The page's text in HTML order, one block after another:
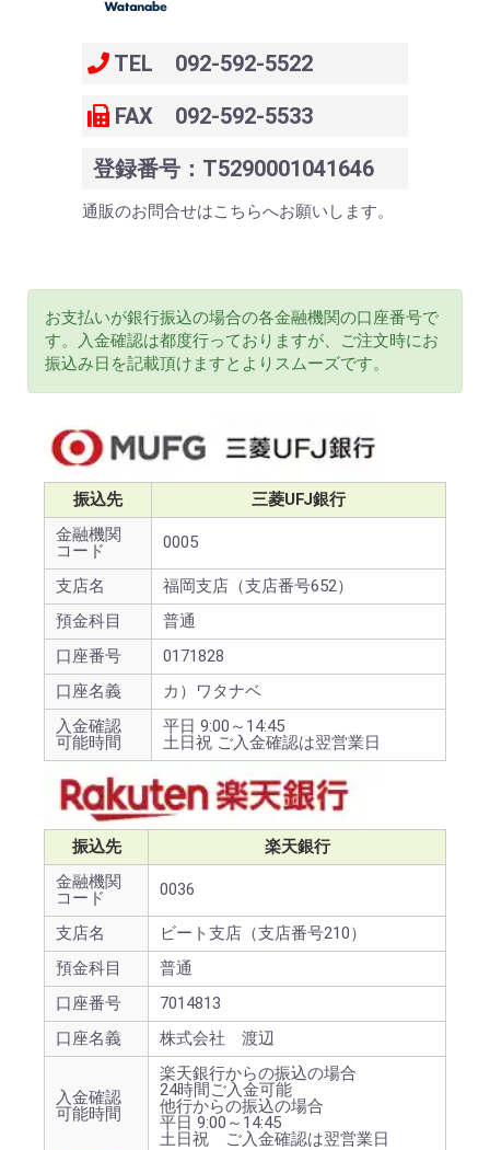
TEL 092-592-5522
FAX 092-592-5533
登録番号：T5290001041646
通販のお問合せはこちらへお願いします。
お支払いが銀行振込の場合の各金融機関の口座番号で
す。入金確認は都度行っておりますが、ご注文時にお
振込み日を記載頂けますとよりスムーズです。
振込先
三菱UFJ銀行
金融機関
コード
0005
支店名
福岡支店（支店番号652）
預金科目
普通
口座番号
0171828
口座名義
カ）ワタナベ
入金確認
可能時間
平日 9:00～14:45
土日祝 ご入金確認は翌営業日
振込先
楽天銀行
金融機関
コード
0036
支店名
ビート支店（支店番号210）
預金科目
普通
口座番号
7014813
口座名義
株式会社 渡辺
入金確認
可能時間
楽天銀行からの振込の場合
24時間ご入金可能
他行からの振込の場合
平日 9:00～14:45
土日祝 ご入金確認は翌営業日